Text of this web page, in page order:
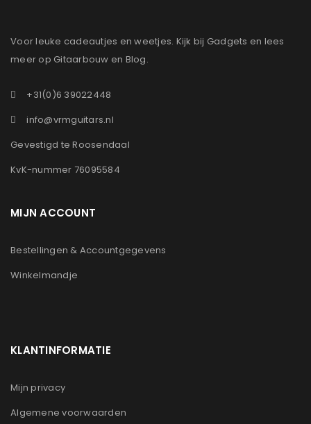
Voor leuke cadeautjes en weetjes. Kijk bij Gadgets en lees
meer op Gitaarbouw en Blog.
+31(0)6 39022448
info@vrmguitars.nl
Gevestigd te Roosendaal
KvK-nummer 76095584
MIJN ACCOUNT
Bestellingen & Accountgegevens
Winkelmandje
KLANTINFORMATIE
Mijn privacy
Algemene voorwaarden